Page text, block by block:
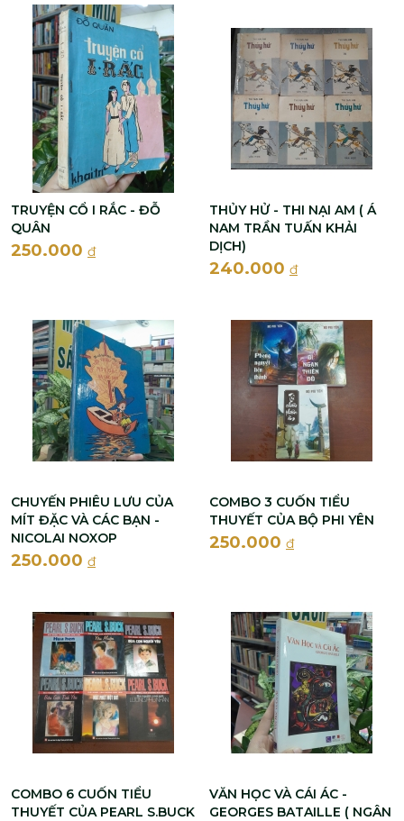
TRUYỆN CỔ I RẮC - ĐỖ
QUÂN
250.000 đ
THỦY HỬ - THI NẠI AM ( Á
NAM TRẦN TUẤN KHẢI
DỊCH)
240.000 đ
CHUYẾN PHIÊU LƯU CỦA
MÍT ĐẶC VÀ CÁC BẠN -
NICOLAI NOXOP
250.000 đ
COMBO 3 CUỐN TIỂU
THUYẾT CỦA BỘ PHI YÊN
250.000 đ
COMBO 6 CUỐN TIỂU
THUYẾT CỦA PEARL S.BUCK
VĂN HỌC VÀ CÁI ÁC -
GEORGES BATAILLE ( NGÂN